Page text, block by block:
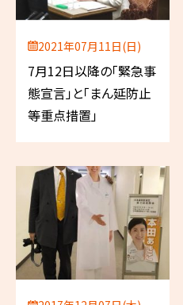
2021年07月11日(日)
7月12日以降の「緊急事
態宣言」と「まん延防止
等重点措置」